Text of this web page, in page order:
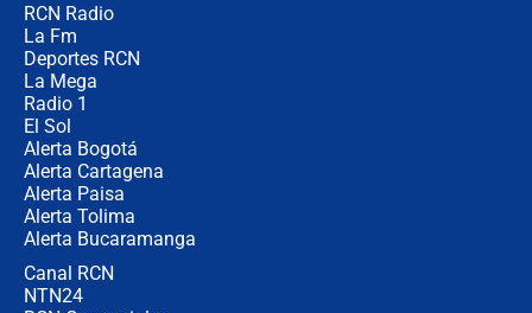
RCN Radio
La Fm
Deportes RCN
La Mega
Radio 1
El Sol
Alerta Bogotá
Alerta Cartagena
Alerta Paisa
Alerta Tolima
Alerta Bucaramanga
Canal RCN
NTN24